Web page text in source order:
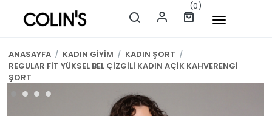
(0)
ANASAYFA / KADIN GİYİM / KADIN ŞORT /
REGULAR FİT YÜKSEL BEL ÇİZGİLİ KADIN AÇİK KAHVERENGİ
ŞORT